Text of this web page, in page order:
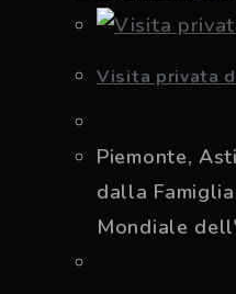
Visita privata
Piemonte,
dalla
Mondiale